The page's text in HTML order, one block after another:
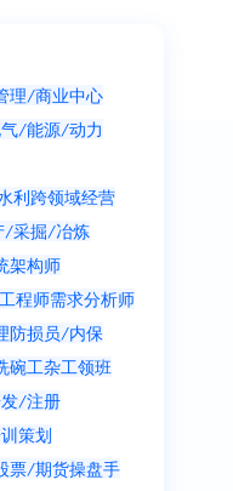
理/商业中心
/能源/动力
利跨领域经营
/采掘/冶炼
架构师
程师需求分析师
防损员/内保
碗工杂工领班
/注册
策划
票/期货操盘手